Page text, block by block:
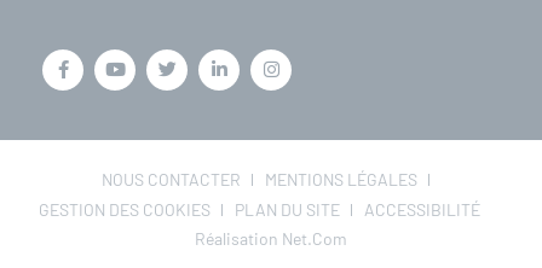
NOUS CONTACTER
MENTIONS LÉGALES
GESTION DES COOKIES
PLAN DU SITE
ACCESSIBILITÉ
Réalisation Net.Com